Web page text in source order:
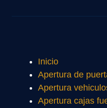
Inicio
Apertura de
Apertura
Apertura cajas